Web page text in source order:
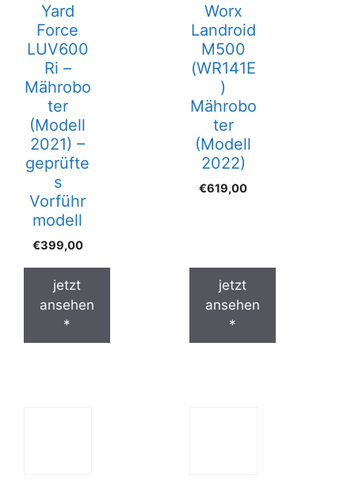
Yard
Force
LUV600
Ri –
Mährobo
ter
(Modell
2021) –
geprüfte
s
Vorführ
modell
€399,00
jetzt
ansehen
*
Worx
Landroid
M500
(WR141E
)
Mährobo
ter
(Modell
2022)
€619,00
jetzt
ansehen
*